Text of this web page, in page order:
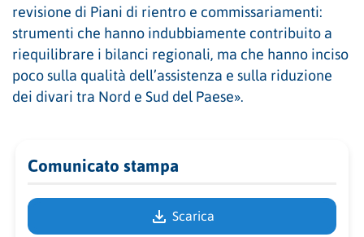
revisione di Piani di rientro e commissariamenti:
strumenti che hanno indubbiamente contribuito a
riequilibrare i bilanci regionali, ma che hanno inciso
poco sulla qualità dell’assistenza e sulla riduzione
dei divari tra Nord e Sud del Paese».
Comunicato stampa
Scarica